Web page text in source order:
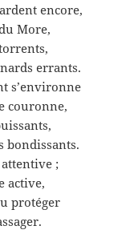
encore,
More,
errants.
s’environne
couronne,
bondissants.
;
active,
protéger